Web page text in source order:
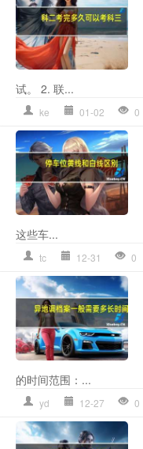
试。 2. 联...
ke 01-02 0
这些车...
tc 12-31 0
的时间范围：...
yd 12-27 0